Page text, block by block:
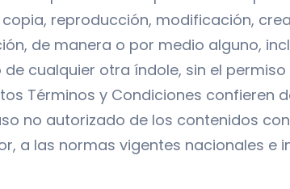
reproducción, modificación,
de manera o por medio alguno,
cualquier otra índole, sin el permiso
Términos y Condiciones confieren
no autorizado de los contenidos
a las normas vigentes nacionales e